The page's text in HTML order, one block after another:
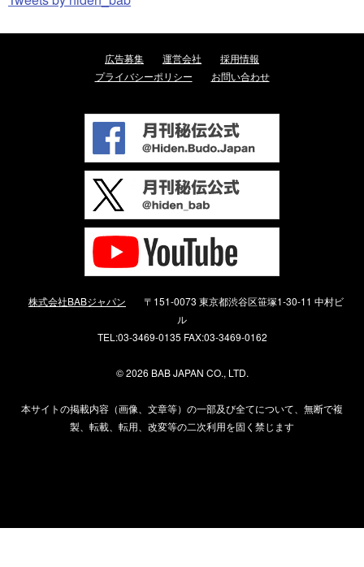
広告募集 運営会社
採用情報
プライバシーポリシー
お問い合わせ
株式会社BABジャパン
〒151-0073 東京都渋谷区笹塚1-30-11 中村ビ
ル
TEL:03-3469-0135 FAX:03-3469-0162
©2026 BAB JAPAN CO., LTD.
本サイトの掲載内容（画像、文章等）の一部及び全てについて、無断で複
製、転載、転用、改変等の二次利用を固く禁じます